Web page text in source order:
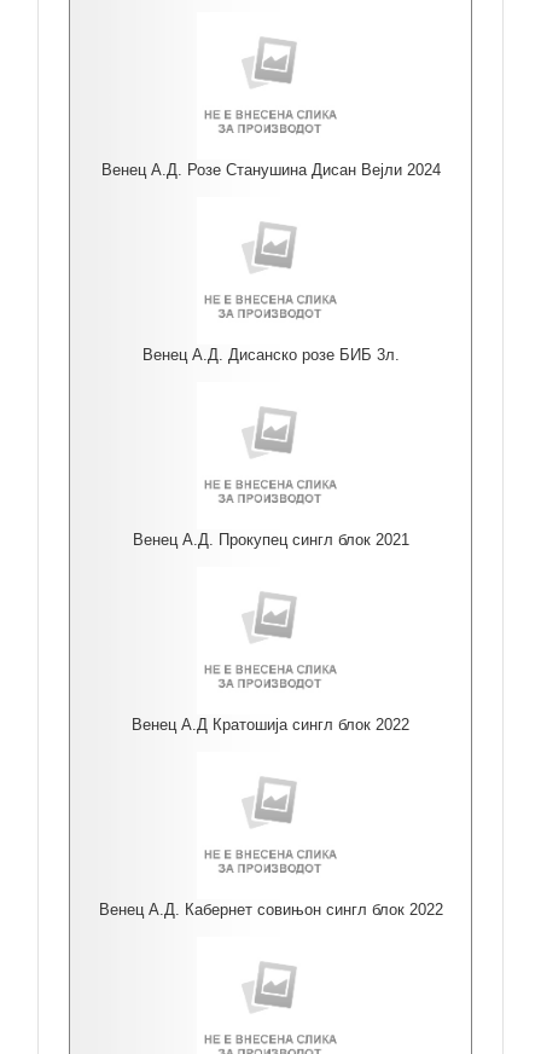
Венец А.Д. Розе Станушина Дисан Вејли 2024
Венец А.Д. Дисанско розе БИБ 3л.
Венец А.Д. Прокупец сингл блок 2021
Венец А.Д Кратошија сингл блок 2022
Венец А.Д. Кабернет совињон сингл блок 2022